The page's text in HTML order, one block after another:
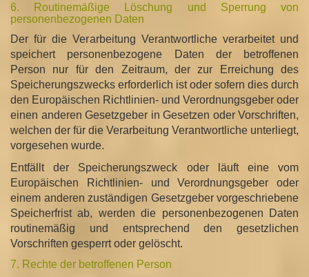
6. Routinemäßige Löschung und Sperrung von
personenbezogenen Daten
Der für die Verarbeitung Verantwortliche verarbeitet und
speichert personenbezogene Daten der betroffenen
Person nur für den Zeitraum, der zur Erreichung des
Speicherungszwecks erforderlich ist oder sofern dies durch
den Europäischen Richtlinien- und Verordnungsgeber oder
einen anderen Gesetzgeber in Gesetzen oder Vorschriften,
welchen der für die Verarbeitung Verantwortliche unterliegt,
vorgesehen wurde.
Entfällt der Speicherungszweck oder läuft eine vom
Europäischen Richtlinien- und Verordnungsgeber oder
einem anderen zuständigen Gesetzgeber vorgeschriebene
Speicherfrist ab, werden die personenbezogenen Daten
routinemäßig und entsprechend den gesetzlichen
Vorschriften gesperrt oder gelöscht.
7. Rechte der betroffenen Person